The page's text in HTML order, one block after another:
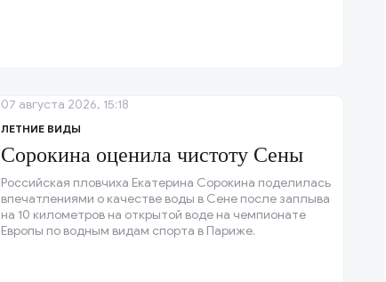
ЛЕТНИЕ ВИДЫ
Сорокина оценила чистоту Сены
Российская пловчиха Екатерина Сорокина поделилась
впечатлениями о качестве воды в Сене после заплыва
на 10 километров на открытой воде на чемпионате
Европы по водным видам спорта в Париже.
07 августа 2026, 15:18